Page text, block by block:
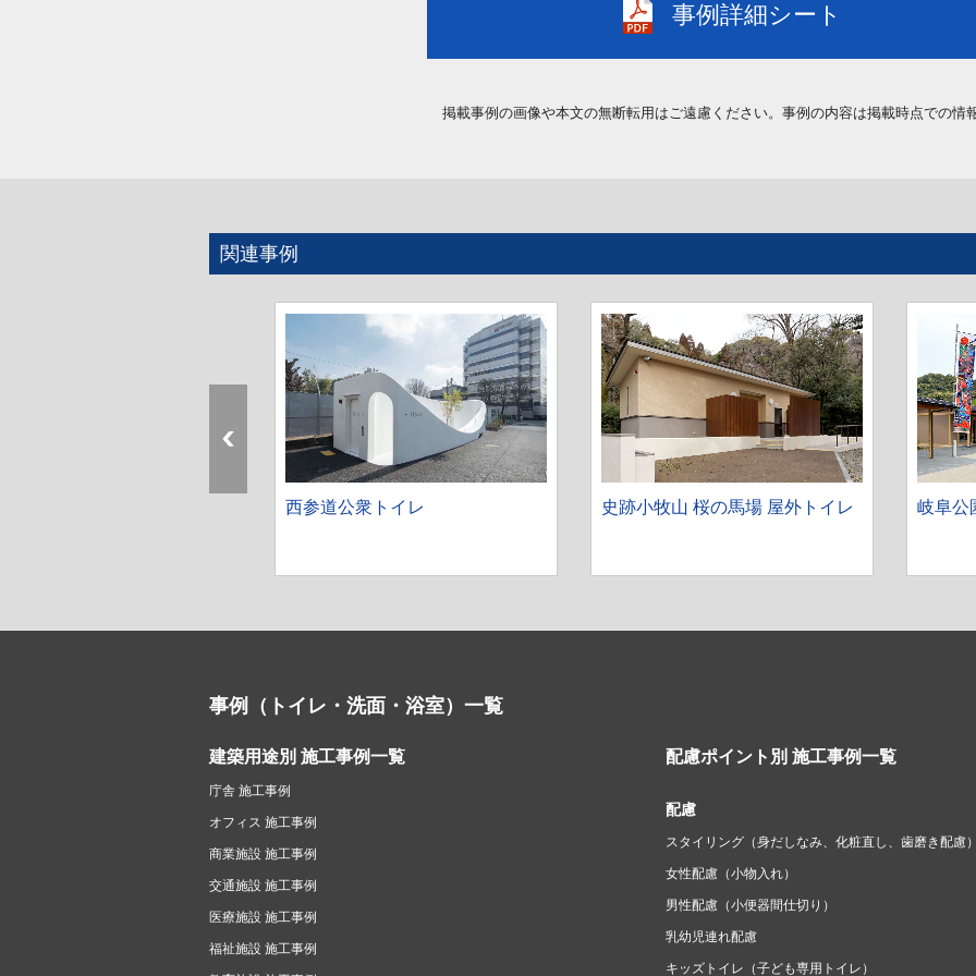
事例詳細シート
掲載事例の画像や本文の無断転用はご遠慮ください。事例の内容は掲載時点での情
関連事例
西参道公衆トイレ 史跡小牧山 桜の馬場 屋外トイレ 岐阜公
事例（トイレ・洗面・浴室）一覧
建築用途別 施工事例一覧
庁舎 施工事例
オフィス 施工事例
商業施設 施工事例
交通施設 施工事例
医療施設 施工事例
福祉施設 施工事例
配慮ポイント別 施工事例一覧
配慮
スタイリング（身だしなみ、化粧直し、歯磨き配慮
女性配慮（小物入れ）
男性配慮（小便器間仕切り）
乳幼児連れ配慮
キッズトイレ（子ども専用トイレ）